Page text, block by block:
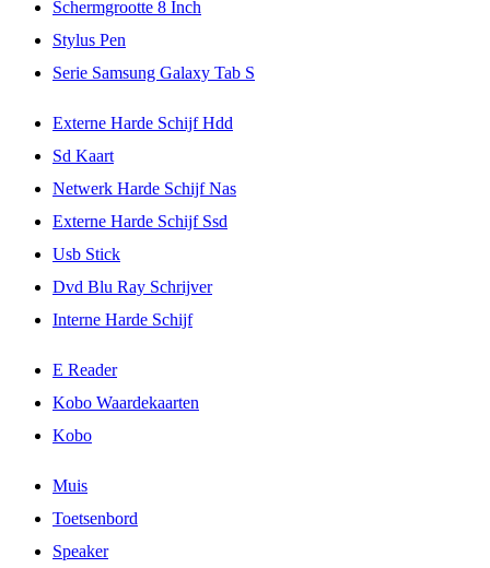
Schermgrootte 8 Inch
Stylus Pen
Serie Samsung Galaxy Tab S
Externe Harde Schijf Hdd
Sd Kaart
Netwerk Harde Schijf Nas
Externe Harde Schijf Ssd
Usb Stick
Dvd Blu Ray Schrijver
Interne Harde Schijf
E Reader
Kobo Waardekaarten
Kobo
Muis
Toetsenbord
Speaker